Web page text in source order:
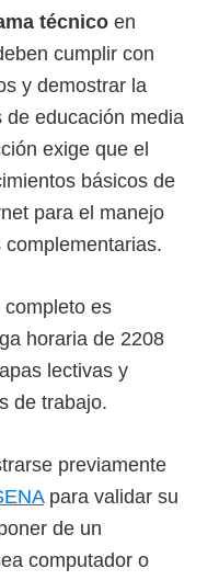
técnico en
cumplir con
y demostrar la
educación media
exige que el
básicos de
para el manejo
es
horaria de 2208
lectivas y
de trabajo.
previamente
para validar su
de un
computador o